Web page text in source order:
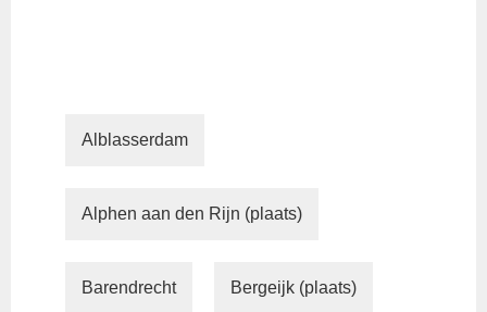
Alblasserdam
Alphen aan den Rijn (plaats)
Barendrecht Bergeijk (plaats)